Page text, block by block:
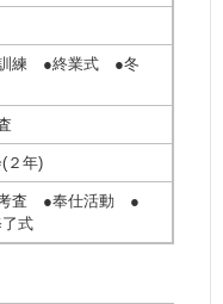
練 ●終業式 ●冬
２年)
査 ●奉仕活動 ●
式